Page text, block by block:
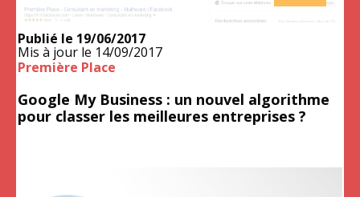
Publié le 19/06/2017
Mis à jour le 14/09/2017
Première Place
Google My Business : un nouvel algorithme
pour classer les meilleures entreprises ?